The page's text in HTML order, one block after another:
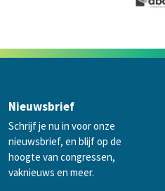
Nieuwsbrief
Schrijf je nu in voor onze
nieuwsbrief, en blijf op de
hoogte van congressen,
vaknieuws en meer.